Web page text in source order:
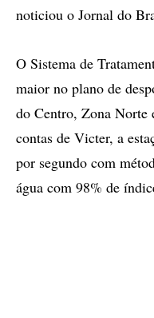
noticiou o Jornal do
O Sistema de
maior no plano de
do Centro, Zona Norte
contas de Victer, a
por segundo com
água com 98% de